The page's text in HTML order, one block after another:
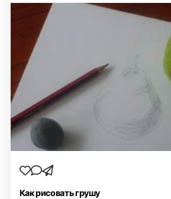
Как рисовать грушу